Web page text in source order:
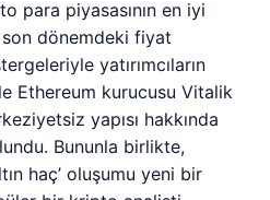
para piyasasının en iyi
son dönemdeki fiyat
yatırımcıların
Ethereum kurucusu Vitalik
yapısı hakkında
Bununla birlikte,
haç’ oluşumu yeni bir